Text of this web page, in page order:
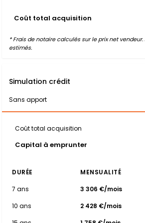
Coût total acquisition
* Frais de notaire calculés sur le prix net
estimés.
Simulation crédit
Sans apport
Coût total acquisition
Capital à emprunter
DURÉE MENSUALITÉ
7 ans
3 306 €/mois
10 ans
2 428 €/mois